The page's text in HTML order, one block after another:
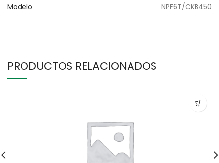
Modelo NPF6T/CKB450
PRODUCTOS RELACIONADOS